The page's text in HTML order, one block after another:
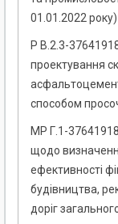
01.01.2022 року)
Р В.2.3-
проектування
способом
МР Г.1-
щодо
ефективності
будівництва,
доріг